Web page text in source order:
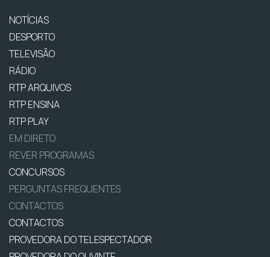
NOTÍCIAS
DESPORTO
TELEVISÃO
RÁDIO
RTP ARQUIVOS
RTP ENSINA
RTP PLAY
EM DIRETO
REVER PROGRAMAS
CONCURSOS
PERGUNTAS FREQUENTES
CONTACTOS
CONTACTOS
PROVEDORA DO TELESPECTADOR